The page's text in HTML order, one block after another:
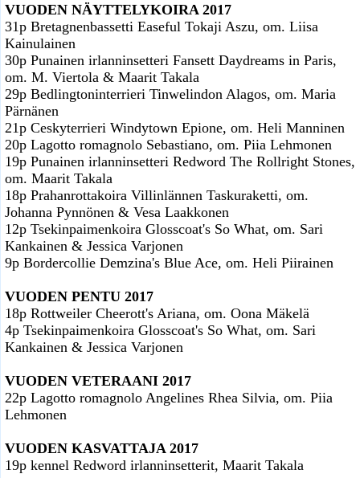
VUODEN NÄYTTELYKOIRA 2017
31p Bretagnenbassetti Easeful Tokaji Aszu, om. Liisa
Kainulainen
30p Punainen irlanninsetteri Fansett Daydreams in Paris,
om. M. Viertola & Maarit Takala
29p Bedlingtoninterrieri Tinwelindon Alagos, om. Maria
Pärnänen
21p Ceskyterrieri Windytown Epione, om. Heli Manninen
20p Lagotto romagnolo Sebastiano, om. Piia Lehmonen
19p Punainen irlanninsetteri Redword The Rollright Stones,
om. Maarit Takala
18p Prahanrottakoira Villinlännen Taskuraketti, om.
Johanna Pynnönen & Vesa Laakkonen
12p Tsekinpaimenkoira Glosscoat's So What, om. Sari
Kankainen & Jessica Varjonen
9p Bordercollie Demzina's Blue Ace, om. Heli Piirainen
VUODEN PENTU 2017
18p Rottweiler Cheerott's Ariana, om. Oona Mäkelä
4p Tsekinpaimenkoira Glosscoat's So What, om. Sari
Kankainen & Jessica Varjonen
VUODEN VETERAANI 2017
22p Lagotto romagnolo Angelines Rhea Silvia, om. Piia
Lehmonen
VUODEN KASVATTAJA 2017
19p kennel Redword irlanninsetterit, Maarit Takala